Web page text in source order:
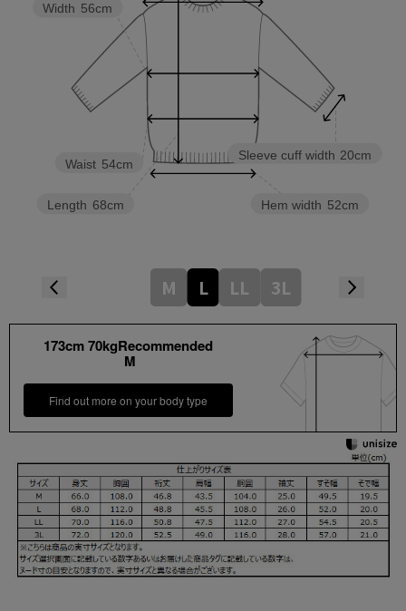
Hem width 52cm
Sleeve cuff width 20cm
Length 68cm
Waist 54cm
Width 56cm
M L LL 3L
173cm 70kgRecommended
M
Find out more on your body type